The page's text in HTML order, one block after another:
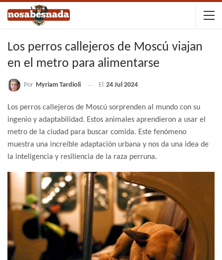
Los perros callejeros de Moscú viajan
en el metro para alimentarse
Por Myriam Tardioli El 24 Jul 2024
Los perros callejeros de Moscú sorprenden al mundo con su
ingenio y adaptabilidad. Estos animales aprendieron a usar el
metro de la ciudad para buscar comida. Este fenómeno
muestra una increíble adaptación urbana y nos da una idea de
la inteligencia y resiliencia de la raza perruna.